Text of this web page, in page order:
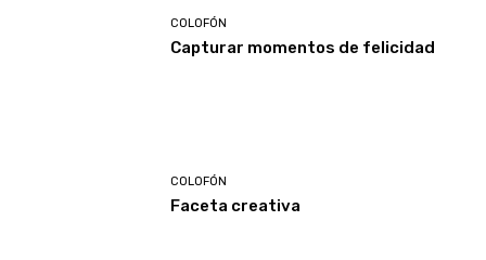
COLOFÓN
Capturar momentos de felicidad
COLOFÓN
Faceta creativa